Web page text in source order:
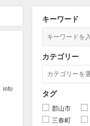
info
キーワード
カテゴリー
タグ
郡山市
三春町